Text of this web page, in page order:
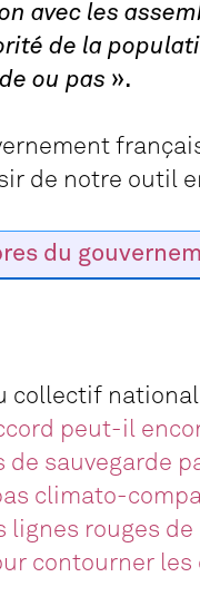
avec les
de la
ou pas ».
de notre outil
du
collectif
peut-il
de sauvegarde
climato-
rouges de
contourner